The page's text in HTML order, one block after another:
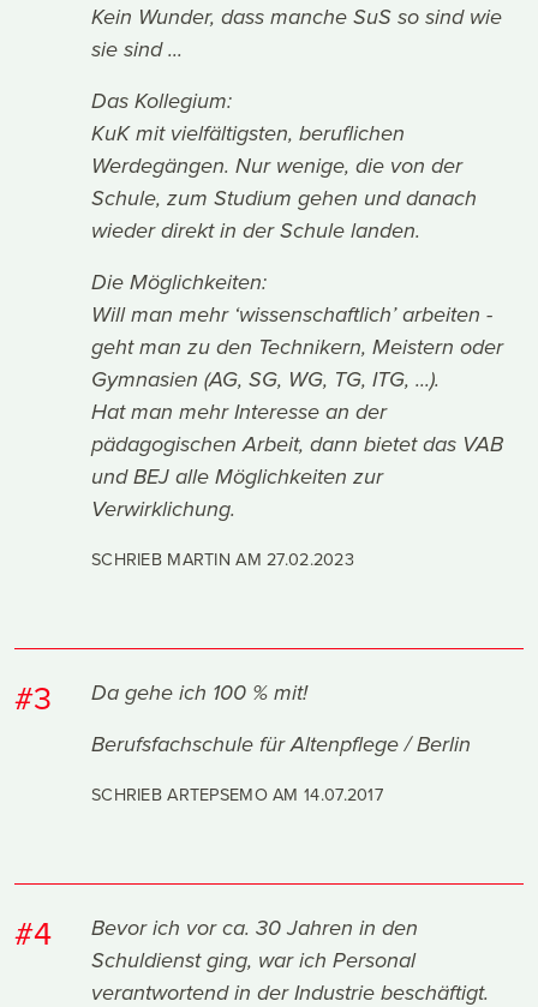
Kein Wunder, dass manche SuS so sind wie
sie sind ...
Das Kollegium:
KuK mit vielfältigsten, beruflichen
Werdegängen. Nur wenige, die von der
Schule, zum Studium gehen und danach
wieder direkt in der Schule landen.
Die Möglichkeiten:
Will man mehr ‘wissenschaftlich’ arbeiten -
geht man zu den Technikern, Meistern oder
Gymnasien (AG, SG, WG, TG, ITG, ...).
Hat man mehr Interesse an der
pädagogischen Arbeit, dann bietet das VAB
und BEJ alle Möglichkeiten zur
Verwirklichung.
SCHRIEB MARTIN AM27.02.2023
#3
Da gehe ich 100 % mit!
Berufsfachschule für Altenpflege / Berlin
SCHRIEB ARTEPSEMO AM14.07.2017
#4
Bevor ich vor ca. 30 Jahren in den
Schuldienst ging, war ich Personal
verantwortend in der Industrie beschäftigt.